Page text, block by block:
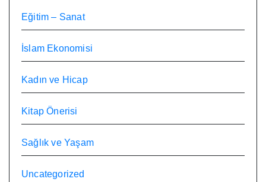
Eğitim – Sanat
İslam Ekonomisi
Kadın ve Hicap
Kitap Önerisi
Sağlık ve Yaşam
Uncategorized